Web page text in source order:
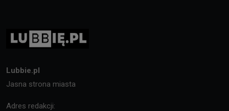
Lubbie.pl
Jasna strona miasta
Adres redakcji: